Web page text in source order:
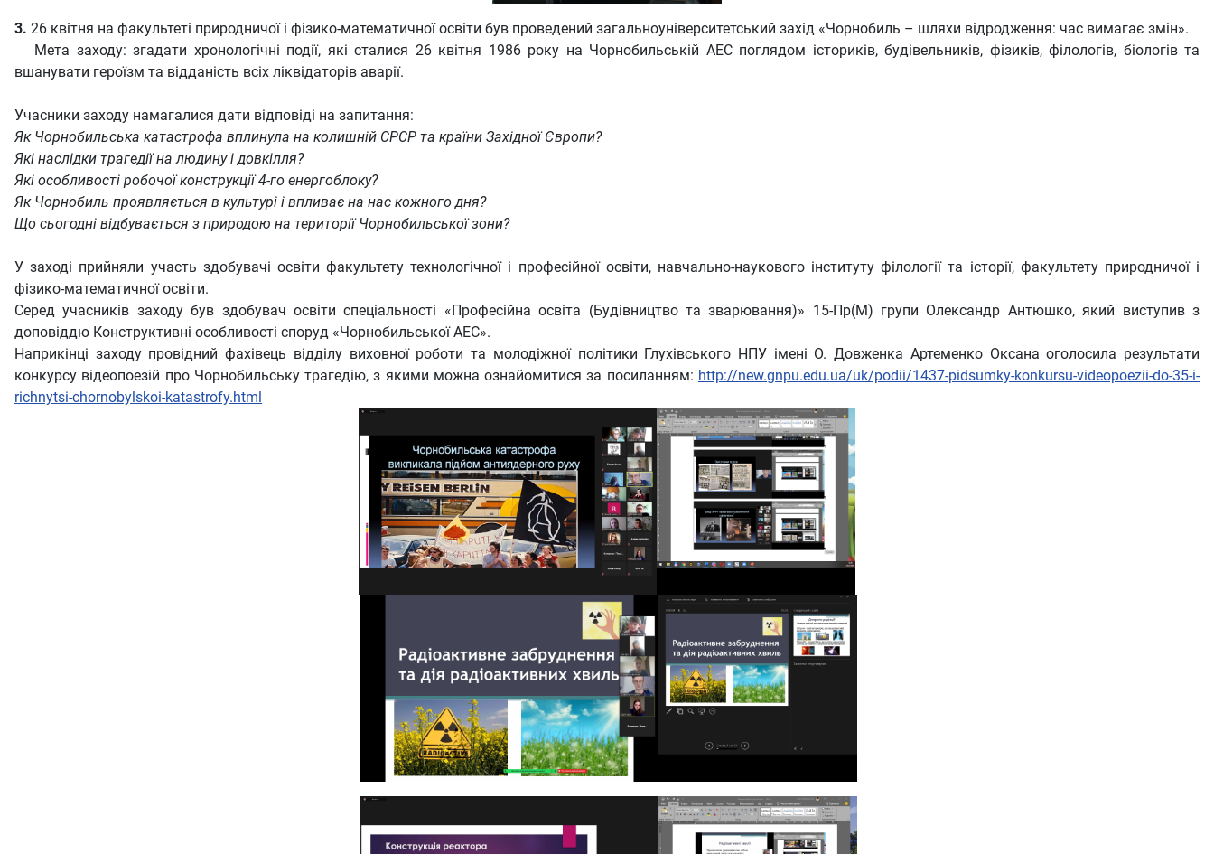
3. 26 квітня на факультеті природничої і фізико-математичної освіти був проведений загальноуніверситетський захід «Чорнобиль – шляхи відродження: час вимагає змін».
Мета заходу: згадати хронологічні події, які сталися 26 квітня 1986 року на Чорнобильській АЕС поглядом істориків, будівельників, фізиків, філологів, біологів та
вшанувати героїзм та відданість всіх ліквідаторів аварії.
Учасники заходу намагалися дати відповіді на запитання:
Як Чорнобильська катастрофа вплинула на колишній СРСР та країни Західної Європи?
Які наслідки трагедії на людину і довкілля?
Які особливості робочої конструкції 4-го енергоблоку?
Як Чорнобиль проявляється в культурі і впливає на нас кожного дня?
Що сьогодні відбувається з природою на території Чорнобильської зони?
У заході прийняли участь здобувачі освіти факультету технологічної і професійної освіти, навчально-наукового інституту філології та історії, факультету природничої і
фізико-математичної освіти.
Серед учасників заходу був здобувач освіти спеціальності «Професійна освіта (Будівництво та зварювання)» 15-Пр(М) групи Олександр Антюшко, який виступив з
доповіддю Конструктивні особливості споруд «Чорнобильської АЕС».
Наприкінці заходу провідний фахівець відділу виховної роботи та молодіжної політики Глухівського НПУ імені О. Довженка Артеменко Оксана оголосила результати
конкурсу відеопоезій про Чорнобильську трагедію, з якими можна ознайомитися за посиланням: http://new.gnpu.edu.ua/uk/podii/1437-pidsumky-konkursu-videopoezii-do-35-i-
richnytsi-chornobylskoi-katastrofy.html